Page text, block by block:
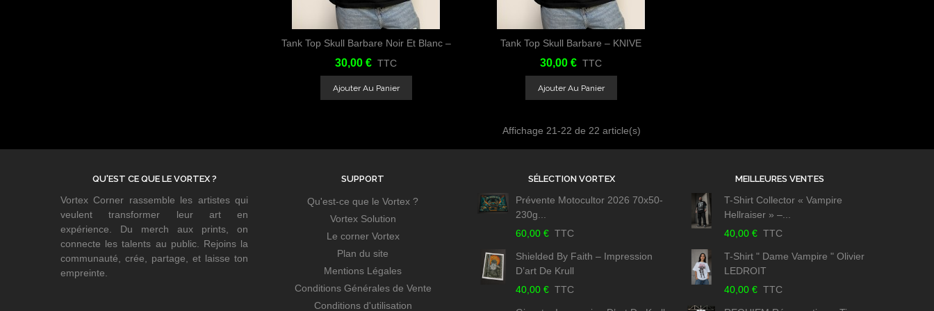
Aimer Partager
Tank Top Skull Barbare Noir Et Blanc –
KNIVE
30,00 € TTC
Ajouter Au Panier
Aimer Partager
Tank Top Skull Barbare – KNIVE
30,00 € TTC
Ajouter Au Panier
Affichage 21-22 de 22 article(s)
QU'EST CE QUE LE VORTEX ?
Vortex Corner rassemble les artistes qui
veulent transformer leur art en
expérience. Du merch aux prints, on
connecte les talents au public. Rejoins la
communauté, crée, partage, et laisse ton
empreinte.
SUPPORT
Qu'est-ce que le Vortex ?
Vortex Solution
Le corner Vortex
Plan du site
Mentions Légales
Conditions Générales de Vente
Conditions d'utilisation
SÉLECTION VORTEX
Prévente Motocultor 2026 70x50-
230g...
60,00 € TTC
Shielded By Faith – Impression
D’art De Krull
40,00 € TTC
MEILLEURES VENTES
T-Shirt Collector « Vampire
Hellraiser » –...
40,00 € TTC
T-Shirt " Dame Vampire " Olivier
LEDROIT
40,00 € TTC